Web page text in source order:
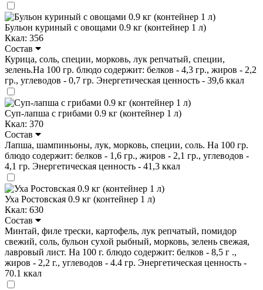
Бульон куриный с овощами 0.9 кг (контейнер 1 л)
Ккал: 356
Состав
Курица, соль, специи, морковь, лук репчатый, специи,
зелень.На 100 гр. блюдо содержит: белков - 4,3 гр., жиров - 2,2
гр., углеводов - 0,7 гр. Энергетическая ценность - 39,6 ккал
Суп-лапша с грибами 0.9 кг (контейнер 1 л)
Ккал: 370
Состав
Лапша, шампиньоны, лук, морковь, специи, соль. На 100 гр.
блюдо содержит: белков - 1,6 гр., жиров - 2,1 гр., углеводов -
4,1 гр. Энергетическая ценность - 41,3 ккал
Уха Ростовская 0.9 кг (контейнер 1 л)
Ккал: 630
Состав
Минтай, филе трески, картофель, лук репчатый, помидор
свежий, соль, бульон сухой рыбный, морковь, зелень свежая,
лавровый лист. На 100 г. блюдо содержит: белков - 8,5 г .,
жиров - 2,2 г., углеводов - 4.4 гр. Энергетическая ценность -
70.1 ккал